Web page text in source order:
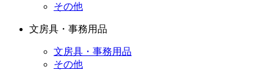
その他
文房具・事務用品
文房具・事務用品
その他